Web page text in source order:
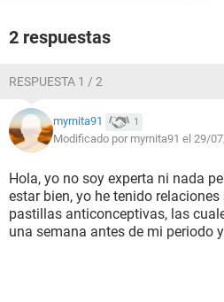
2 respuestas
RESPUESTA 1 / 2
myrnita91 1
Modificado por myrnita91 el 29/
Hola, yo no soy experta ni nada
estar bien, yo he tenido
pastillas anticonceptivas, las
una semana antes de mi periodo